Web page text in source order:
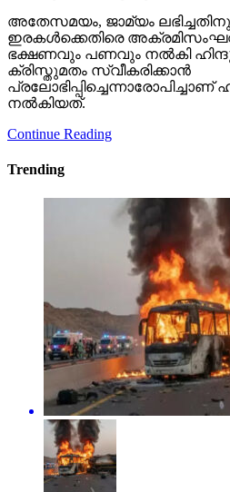
അതേസമയം, ജാമ്യം ലഭിച്ചതിനു
ഇരകള്‍ക്കെതിരെ
ഭക്ഷണവും പണവും നല്‍കി ഹിന്ദു
ക്രിസ്തുമതം സ്വീകരിക്കാന്‍
നല്‍കിയത്.
Continue Reading
Trending